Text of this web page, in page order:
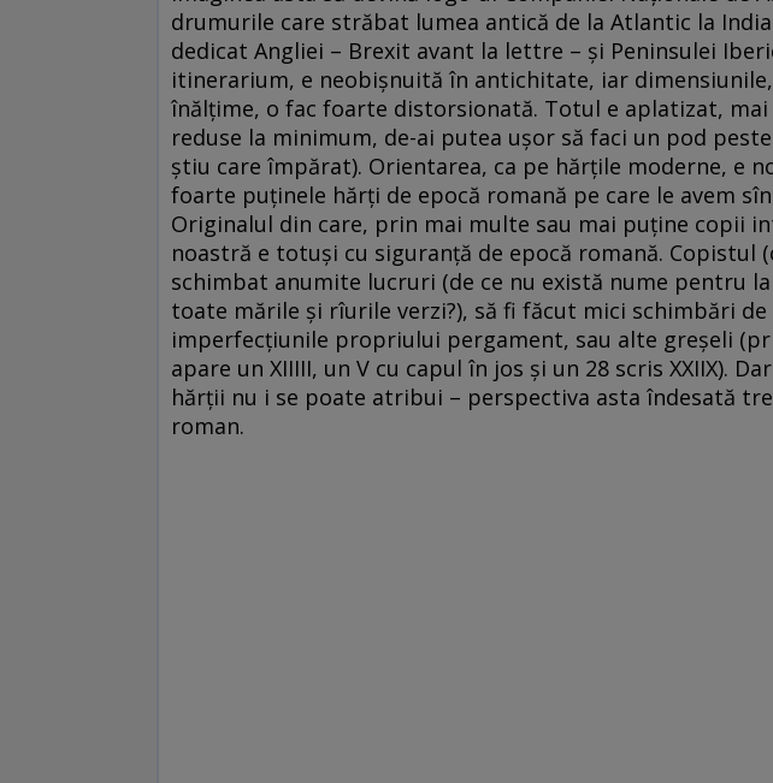
drumurile care străbat lumea antică de la Atlantic la
dedicat Angliei – Brexit avant la lettre – și Peninsulei
itinerarium, e neobișnuită în antichitate, iar
înălțime, o fac foarte distorsionată. Totul e aplatizat,
reduse la minimum, de-ai putea ușor să faci un pod
știu care împărat). Orientarea, ca pe hărțile moderne, e
foarte puținele hărți de epocă romană pe care le avem
Originalul din care, prin mai multe sau mai puține copii
noastră e totuși cu siguranță de epocă romană. Copistul
schimbat anumite lucruri (de ce nu există nume pentru
toate mările și rîurile verzi?), să fi făcut mici schimbări
imperfecțiunile propriului pergament, sau alte greșeli
apare un XIIIII, un V cu capul în jos și un 28 scris XXIIX).
hărții nu i se poate atribui – perspectiva asta îndesată
roman.